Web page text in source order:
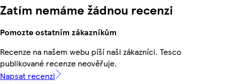
Zatím nemáme žádnou recenzi
Pomozte ostatním zákazníkům
Recenze na našem webu píší naši zákazníci. Tesco
publikované recenze neověřuje.
Napsat recenzi